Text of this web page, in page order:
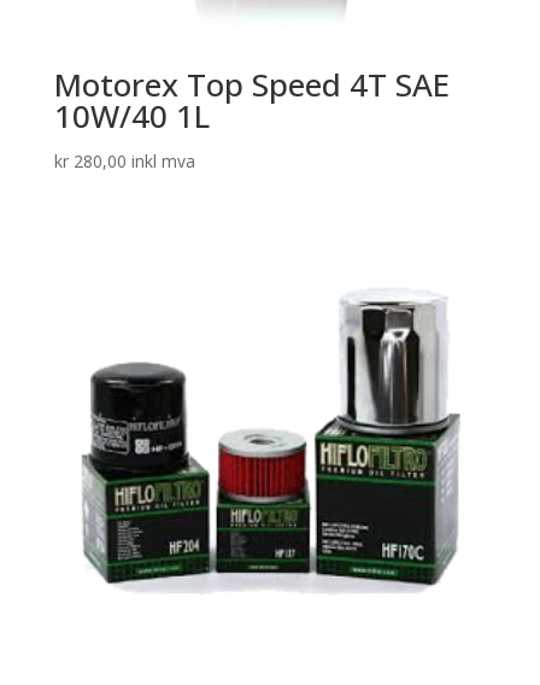
Motorex Top Speed 4T SAE
10W/40 1L
kr280,00 inkl mva